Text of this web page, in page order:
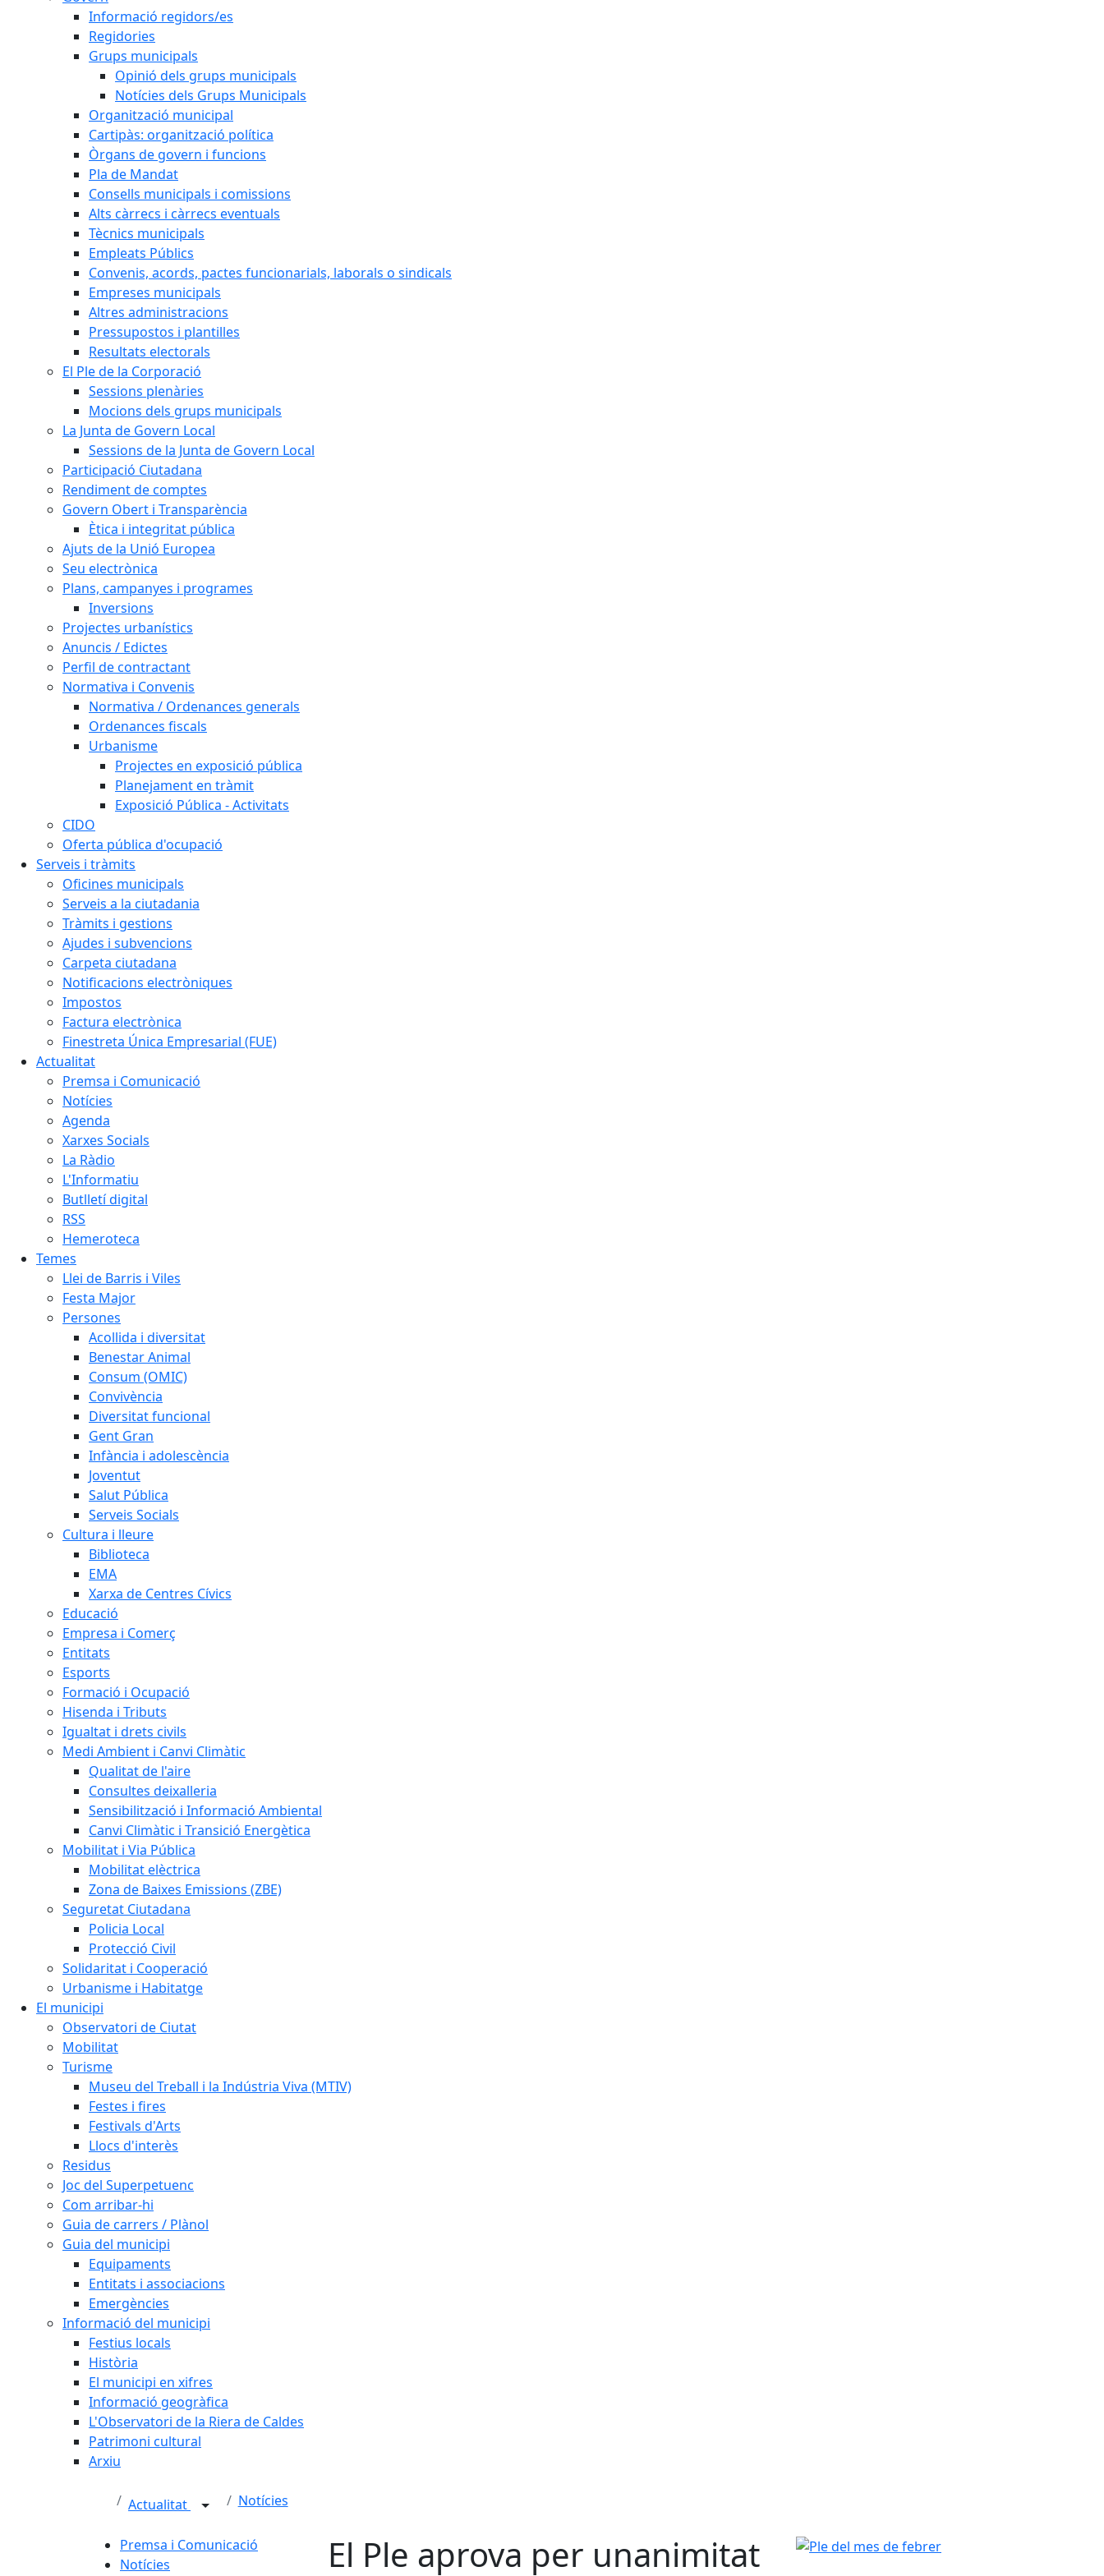
Informació regidors/es
Regidories
Grups municipals
Opinió dels grups municipals
Notícies dels Grups Municipals
Organització municipal
Cartipàs: organització política
Òrgans de govern i funcions
Pla de Mandat
Consells municipals i comissions
Alts càrrecs i càrrecs eventuals
Tècnics municipals
Empleats Públics
Convenis, acords, pactes funcionarials, laborals o sindicals
Empreses municipals
Altres administracions
Pressupostos i plantilles
Resultats electorals
El Ple de la Corporació
Sessions plenàries
Mocions dels grups municipals
La Junta de Govern Local
Sessions de la Junta de Govern Local
Participació Ciutadana
Rendiment de comptes
Govern Obert i Transparència
Ètica i integritat pública
Ajuts de la Unió Europea
Seu electrònica
Plans, campanyes i programes
Inversions
Projectes urbanístics
Anuncis / Edictes
Perfil de contractant
Normativa i Convenis
Normativa / Ordenances generals
Ordenances fiscals
Urbanisme
Projectes en exposició pública
Planejament en tràmit
Exposició Pública - Activitats
CIDO
Oferta pública d'ocupació
Serveis i tràmits
Oficines municipals
Serveis a la ciutadania
Tràmits i gestions
Ajudes i subvencions
Carpeta ciutadana
Notificacions electròniques
Impostos
Factura electrònica
Finestreta Única Empresarial (FUE)
Actualitat
Premsa i Comunicació
Notícies
Agenda
Xarxes Socials
La Ràdio
L'Informatiu
Butlletí digital
RSS
Hemeroteca
Temes
Llei de Barris i Viles
Festa Major
Persones
Acollida i diversitat
Benestar Animal
Consum (OMIC)
Convivència
Diversitat funcional
Gent Gran
Infància i adolescència
Joventut
Salut Pública
Serveis Socials
Cultura i lleure
Biblioteca
EMA
Xarxa de Centres Cívics
Educació
Empresa i Comerç
Entitats
Esports
Formació i Ocupació
Hisenda i Tributs
Igualtat i drets civils
Medi Ambient i Canvi Climàtic
Qualitat de l'aire
Consultes deixalleria
Sensibilització i Informació Ambiental
Canvi Climàtic i Transició Energètica
Mobilitat i Via Pública
Mobilitat elèctrica
Zona de Baixes Emissions (ZBE)
Seguretat Ciutadana
Policia Local
Protecció Civil
Solidaritat i Cooperació
Urbanisme i Habitatge
El municipi
Observatori de Ciutat
Mobilitat
Turisme
Museu del Treball i la Indústria Viva (MTIV)
Festes i fires
Festivals d'Arts
Llocs d'interès
Residus
Joc del Superpetuenc
Com arribar-hi
Guia de carrers / Plànol
Guia del municipi
Equipaments
Entitats i associacions
Emergències
Informació del municipi
Festius locals
Història
El municipi en xifres
Informació geogràfica
L'Observatori de la Riera de Caldes
Patrimoni cultural
Arxiu
Actualitat Notícies
Premsa i Comunicació
Notícies
El Ple aprova per unanimitat
Ple del mes de febrer